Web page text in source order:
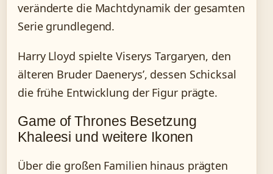
veränderte die Machtdynamik der gesamten
Serie grundlegend.
Harry Lloyd spielte Viserys Targaryen, den
älteren Bruder Daenerys’, dessen Schicksal
die frühe Entwicklung der Figur prägte.
Game of Thrones Besetzung
Khaleesi und weitere Ikonen
Über die großen Familien hinaus prägten